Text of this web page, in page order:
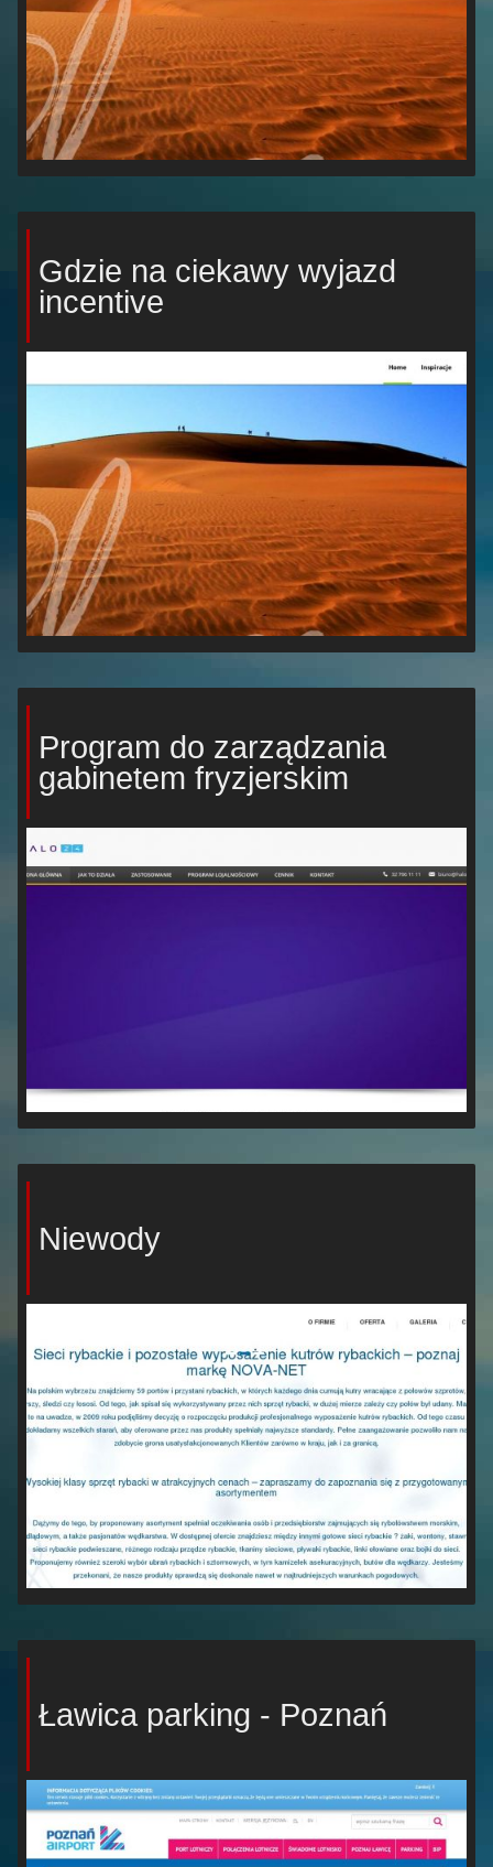
Gdzie na ciekawy wyjazd
incentive
Program do zarządzania
gabinetem fryzjerskim
Niewody
Ławica parking - Poznań